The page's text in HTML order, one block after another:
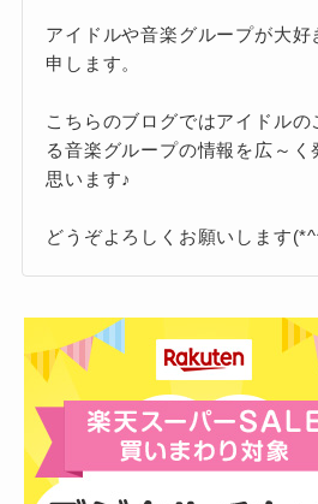
アイドルや音楽グループが大好
申します。
こちらのブログではアイドル
る音楽グループの情報を広～く
思います♪
どうぞよろしくお願いします